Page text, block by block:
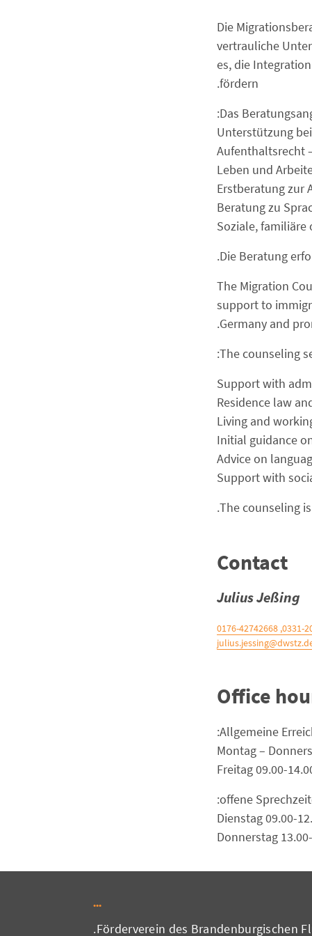
Die
vertrauliche
es, die
fördern.
Das
–
Die Beratung
The Migration
support to
Germany and
The counseling
Support with
Residence law
Living and
Initial guidance
Advice on
Support with
The counseling
Contact
Julius Jeßing
0331-
Office
Allgemeine
Montag –
Freitag 09.00-
offene
Dienstag 09.00-
Donnerstag
Förderverein des Brandenburgischen